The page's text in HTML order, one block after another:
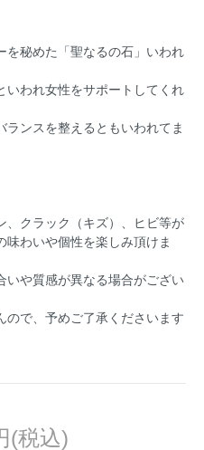
を秘めた「聖なるの石」いわれ
いわれ女性をサポートしてくれ
ランスを整えるともいわれてま
、クラック（キズ）、ヒビ等が
味わいや個性を楽しみ頂けま
いや質感が異なる場合がござい
ので、予めご了承くださいます
(税込)